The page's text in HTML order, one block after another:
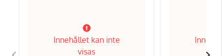
Innehållet kan inte
visas